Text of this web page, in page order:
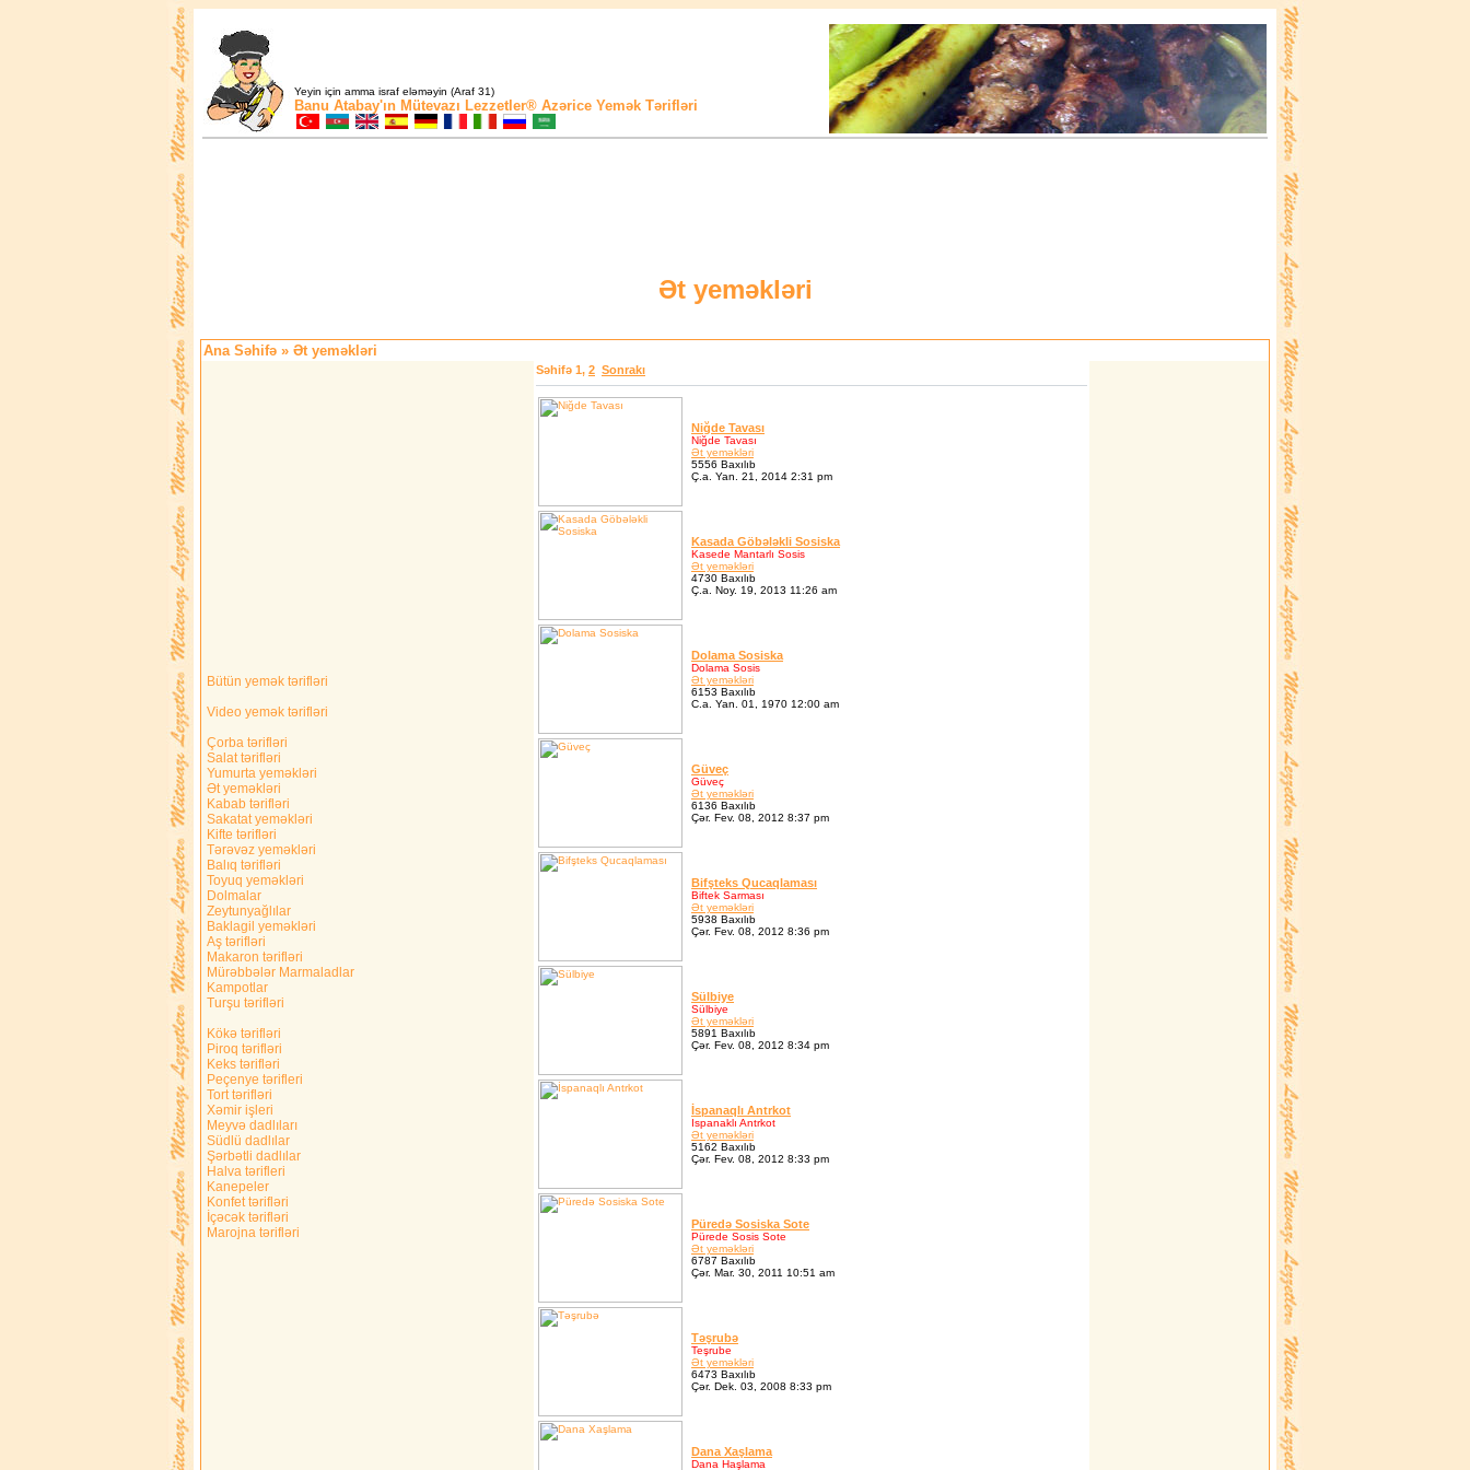
Yeyin için amma israf eləməyin (Araf 31)
Banu Atabay'ın Mütevazı Lezzetler® Azərice Yemək Tərifləri
Ət yeməkləri
Ana Səhifə » Ət yeməkləri
Bütün yemək tərifləri
Video yemək tərifləri
Çorba tərifləri
Salat tərifləri
Yumurta yeməkləri
Ət yeməkləri
Kabab tərifləri
Sakatat yeməkləri
Kifte tərifləri
Tərəvəz yeməkləri
Balıq tərifləri
Toyuq yeməkləri
Dolmalar
Zeytunyağlılar
Baklagil yeməkləri
Aş tərifləri
Makaron tərifləri
Mürəbbələr Marmaladlar
Kampotlar
Turşu tərifləri
Kökə tərifləri
Piroq tərifləri
Keks tərifləri
Peçenye tərifleri
Tort tərifləri
Xəmir işleri
Meyvə dadlıları
Südlü dadlılar
Şərbətli dadlılar
Halva tərifleri
Kanepeler
Konfet tərifləri
İçəcək tərifləri
Marojna tərifləri
Səhifə 1, 2 Sonrakı
Niğde Tavası
Niğde Tavası
Ət yeməkləri
5556 Baxılıb
Ç.a. Yan. 21, 2014 2:31 pm
Kasada Göbələkli Sosiska
Kasede Mantarlı Sosis
Ət yeməkləri
4730 Baxılıb
Ç.a. Noy. 19, 2013 11:26 am
Dolama Sosiska
Dolama Sosis
Ət yeməkləri
6153 Baxılıb
C.a. Yan. 01, 1970 12:00 am
Güveç
Güveç
Ət yeməkləri
6136 Baxılıb
Çər. Fev. 08, 2012 8:37 pm
Bifşteks Qucaqlaması
Biftek Sarması
Ət yeməkləri
5938 Baxılıb
Çər. Fev. 08, 2012 8:36 pm
Sülbiye
Sülbiye
Ət yeməkləri
5891 Baxılıb
Çər. Fev. 08, 2012 8:34 pm
İspanaqlı Antrkot
Ispanaklı Antrkot
Ət yeməkləri
5162 Baxılıb
Çər. Fev. 08, 2012 8:33 pm
Püredə Sosiska Sote
Pürede Sosis Sote
Ət yeməkləri
6787 Baxılıb
Çər. Mar. 30, 2011 10:51 am
Təşrubə
Teşrube
Ət yeməkləri
6473 Baxılıb
Çər. Dek. 03, 2008 8:33 pm
Dana Xaşlama
Dana Haşlama